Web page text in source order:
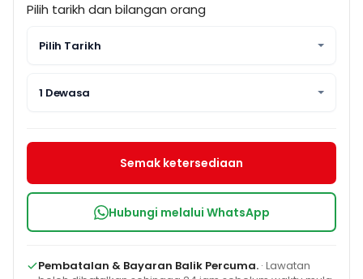
Pilih tarikh dan bilangan orang
Pilih Tarikh
1 Dewasa
Semak ketersediaan
Hubungi melalui WhatsApp
Pembatalan & Bayaran Balik Percuma. · Lawatan